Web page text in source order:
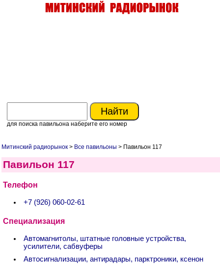
для поиска павильона наберите его номер
Митинский радиорынок > Все павильоны > Павильон 117
Павильон 117
Телефон
+7 (926) 060-02-61
Специализация
Автомагнитолы, штатные головные устройства,
усилители, сабвуферы
Автосигнализации, антирадары, парктроники, ксенон